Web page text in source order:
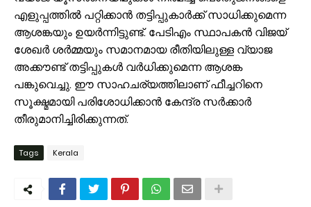
എളുപ്പത്തിൽ പറ്റിക്കാൻ തട്ടിപ്പുകാർക്ക് സാധിക്കുമെന്ന
ആശങ്കയും ഉയർന്നിട്ടുണ്ട്. പേടിഎം സ്ഥാപകൻ വിജയ്
ശേഖർ ശർമ്മയും സമാനമായ രീതിയിലുള്ള വ്യാജ
അക്കൗണ്ട് തട്ടിപ്പുകൾ വർധിക്കുമെന്ന ആശങ്ക
പങ്കുവെച്ചു. ഈ സാഹചര്യത്തിലാണ് ഫീച്ചറിനെ
സൂക്ഷ്മമായി പരിശോധിക്കാൻ കേന്ദ്ര സർക്കാർ
തീരുമാനിച്ചിരിക്കുന്നത്.
Tags Kerala